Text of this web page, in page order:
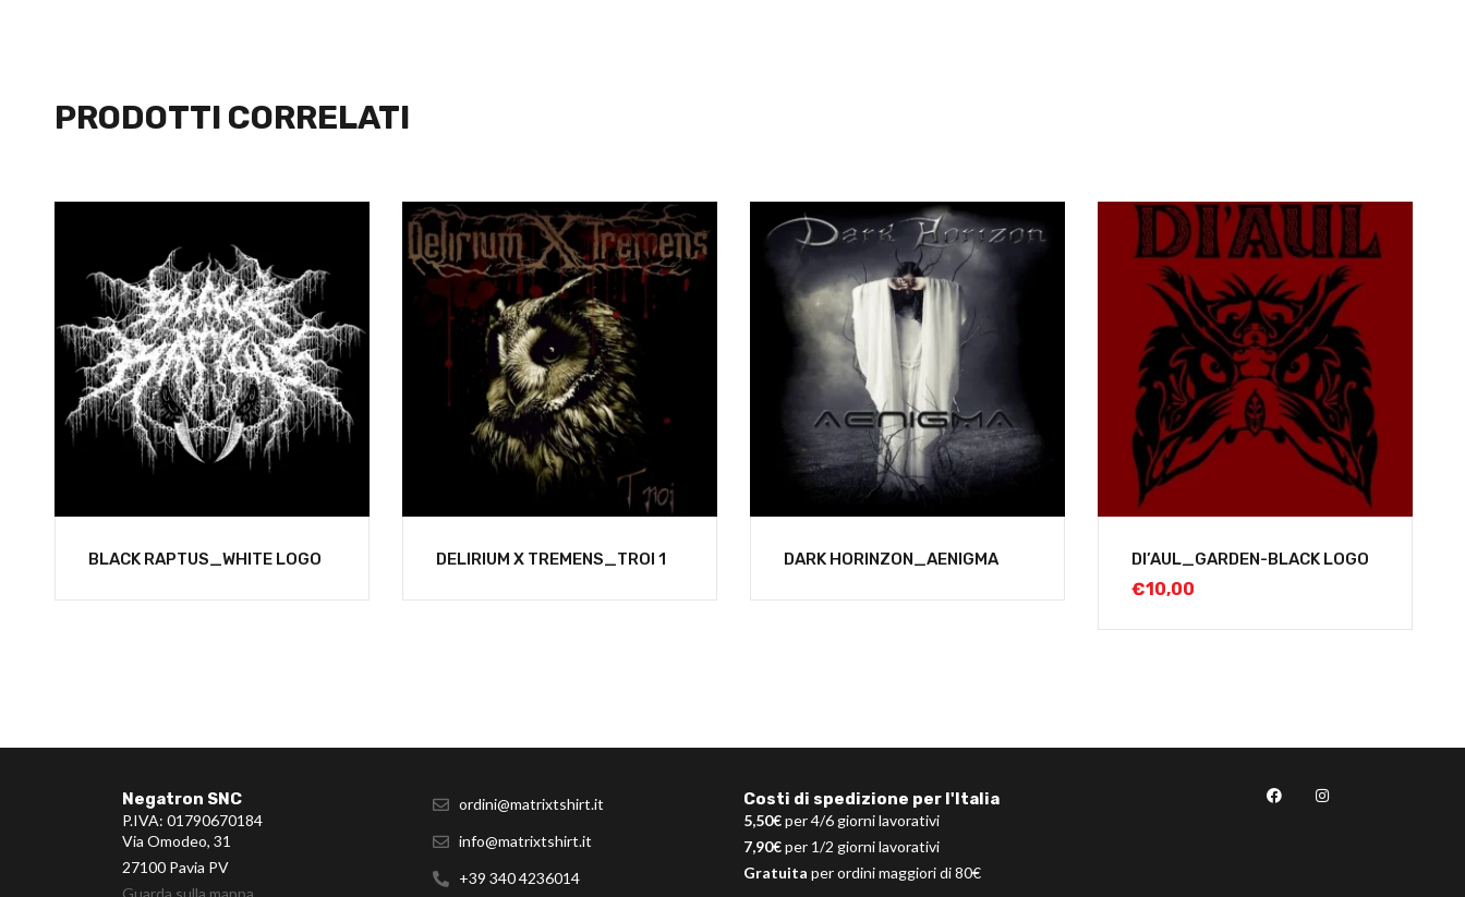
PRODOTTI CORRELATI
BLACK RAPTUS_WHITE LOGO DELIRIUM X TREMENS_TROI 1 DARK HORINZON_AENIGMA DI’AUL_GARDEN-BLACK LOGO
€10,00
Negatron SNC
P.IVA: 01790670184
Via Omodeo, 31
27100 Pavia PV
Guarda sulla mappa
ordini@matrixtshirt.it
info@matrixtshirt.it
+39 340 4236014
Costi di spedizione per l'Italia
5,50€per 4/6 giorni lavorativi
7,90€per 1/2 giorni lavorativi
Gratuita per ordini maggiori di 80€